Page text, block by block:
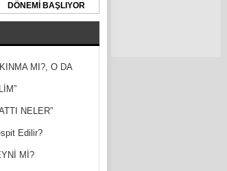
DÖNEMİ BAŞLIYOR
MI?, O DA
NELER”
Edilir?
Mİ?